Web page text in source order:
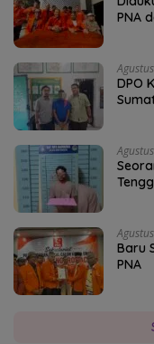
PNA
DPO
Baru
PNA